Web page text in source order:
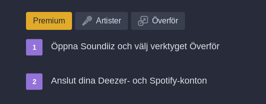
Premium Artister Överför
Öppna Soundiiz och välj verktyget Överför
Anslut dina Deezer- och Spotify-konton